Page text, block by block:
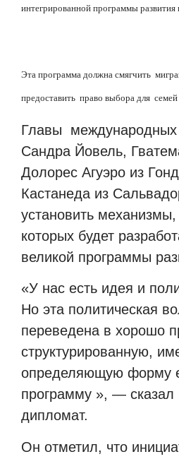
интегрированной программы развития
Эта программа должна смягчить
предоставить право выбора для
Главы международных
Сандра Йовель,
Долорес Агуэро из
Кастанеда из
установить
которых будет
великой программы
«У нас есть идея и
Но эта политическая
переведена в хорошо
структурированную,
определяющую форму
программу », — сказал
дипломат.
Он отметил, что